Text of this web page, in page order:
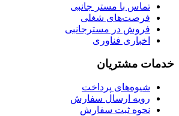
تماس با مستر جانبی
فرصت‌های شغلی
فروش در مسترجانبی
اخباری فناوری
خدمات مشتریان
شیوه‌های پرداخت
رویه ارسال سفارش
نحوه ثبت سفارش